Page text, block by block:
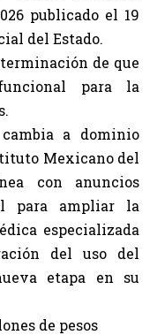
publicado el 19
del Estado.
de que
para la
a dominio
Mexicano del
con anuncios
para ampliar la
especializada
del uso del
etapa en su
de pesos